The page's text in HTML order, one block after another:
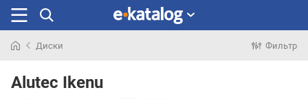
раньше
Диски Фильтр
Alutec Ikenu